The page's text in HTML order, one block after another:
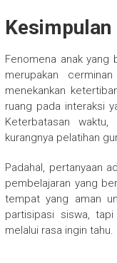
Kesimpulan
Fenomena anak yang
merupakan
menekankan
ruang pada interaksi
Keterbatasan
kurangnya pelatihan
Padahal, pertanyaan
pembelajaran yang
tempat yang aman
partisipasi siswa,
melalui rasa ingin tahu.